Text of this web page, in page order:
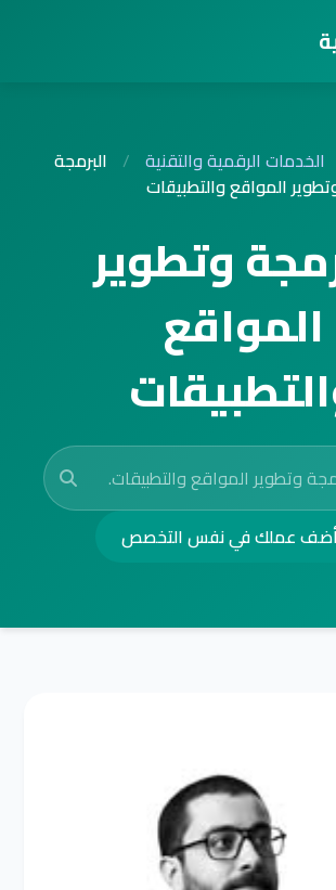
الخدمات الرقمية والتقنية / البرمجة
المواقع والتطبيقات
وتطوير
المواقع
عملك في نفس التخصص